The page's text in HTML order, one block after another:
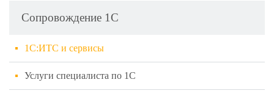
Сопровождение 1С
1С:ИТС и сервисы
Услуги специалиста по 1С